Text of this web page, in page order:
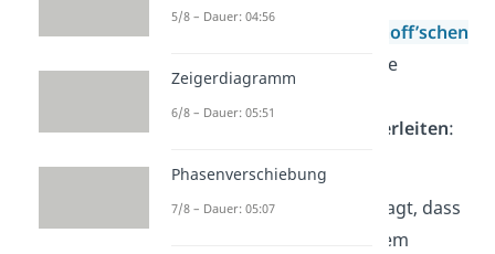
Kirchhoff’schen
lässt sich die
herleiten:
Die Regel kommt aus der
Energieerhaltung und besagt, dass
in einem
5/8 – Dauer: 04:56
Zeigerdiagramm
6/8 – Dauer: 05:51
Phasenverschiebung
7/8 – Dauer: 05:07